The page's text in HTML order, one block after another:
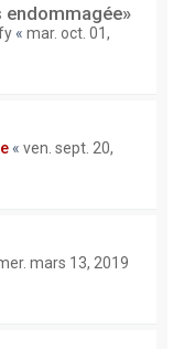
endommagée»
« mar. oct. 01,
« ven. sept. 20,
mars 13, 2019